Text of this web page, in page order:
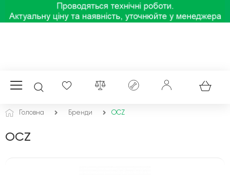
Головна Бренди OCZ
OCZ